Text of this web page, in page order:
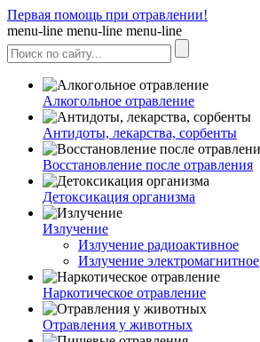
Первая помощь при отравлении!
menu-line menu-line menu-line
Алкогольное отравление
Антидоты, лекарства, сорбенты
Восстановление после отравления
Детоксикация организма
Излучение
Излучение радиоактивное
Излучение электромагнитное
Наркотическое отравление
Отравления у животных